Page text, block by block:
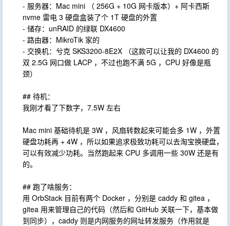
- 服务器：Mac mini （ 256G + 10G 网卡版本）+ 阿卡西斯
nvme 雷电 3 硬盘盒装了个 1T 硬盘的外置
- 储存：unRAID 的绿联 DX4600
- 路由器：MikroTik 家的
- 交换机：兮克 SKS3200-8E2X （这款可以让我的 DX4600 的
双 2.5G 网口做 LACP ，不过也跑不满 5G ，CPU 好像是瓶
颈）
## 待机：
我刚才看了下数字，7.5W 左右
Mac mini 基础待机是 3W ，风扇转数起来可能会多 1W ，外置
硬盘功耗再 + 4W ，所以如果追求极致功耗可以去淘宝换硬盘，
可以有效减少功耗。当然跑起来 CPU 多调用一些 30W 还是有
的。
## 跑了啥服务：
用 OrbStack 目前有两个 Docker ，分别是 caddy 和 gitea ，
gitea 用来管理自己的代码（然后和 GitHub 关联一下，基本做
到同步），caddy 则是内网服务的网址转发服务（作用就是